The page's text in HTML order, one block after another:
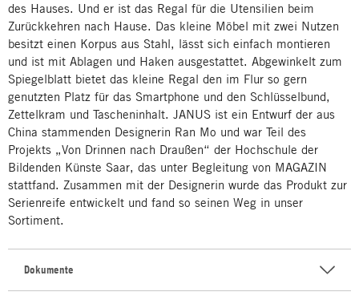
des Hauses. Und er ist das Regal für die Utensilien beim
Zurückkehren nach Hause. Das kleine Möbel mit zwei Nutzen
besitzt einen Korpus aus Stahl, lässt sich einfach montieren
und ist mit Ablagen und Haken ausgestattet. Abgewinkelt zum
Spiegelblatt bietet das kleine Regal den im Flur so gern
genutzten Platz für das Smartphone und den Schlüsselbund,
Zettelkram und Tascheninhalt. JANUS ist ein Entwurf der aus
China stammenden Designerin Ran Mo und war Teil des
Projekts „Von Drinnen nach Draußen“ der Hochschule der
Bildenden Künste Saar, das unter Begleitung von MAGAZIN
stattfand. Zusammen mit der Designerin wurde das Produkt zur
Serienreife entwickelt und fand so seinen Weg in unser
Sortiment.
Dokumente